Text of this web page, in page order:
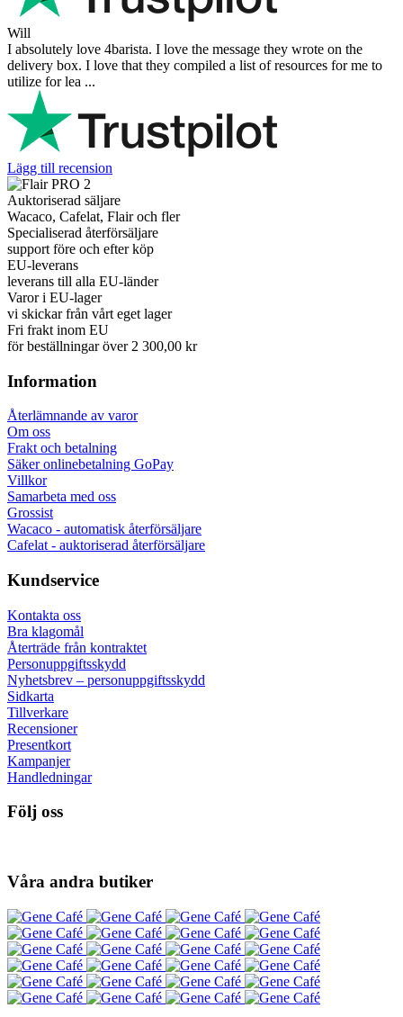
Will
I absolutely love 4barista. I love the message they wrote on the
delivery box. I love that they compiled a list of resources for me to
utilize for lea ...
Lägg till recension
Auktoriserad säljare
Wacaco, Cafelat, Flair och fler
Specialiserad återförsäljare
support före och efter köp
EU-leverans
leverans till alla EU-länder
Varor i EU-lager
vi skickar från vårt eget lager
Fri frakt inom EU
för beställningar över 2 300,00 kr
Information
Återlämnande av varor
Om oss
Frakt och betalning
Säker onlinebetalning GoPay
Villkor
Samarbeta med oss
Grossist
Wacaco - automatisk återförsäljare
Cafelat - auktoriserad återförsäljare
Kundservice
Kontakta oss
Bra klagomål
Återträde från kontraktet
Personuppgiftsskydd
Nyhetsbrev – personuppgiftsskydd
Sidkarta
Tillverkare
Recensioner
Presentkort
Kampanjer
Handledningar
Följ oss
Våra andra butiker